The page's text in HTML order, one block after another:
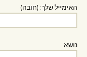
האימייל שלך: (חובה)
נושא